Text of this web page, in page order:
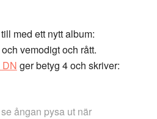
med ett nytt album:
vemodigt och rått.
ger betyg 4 och skriver:
ångan pysa ut när